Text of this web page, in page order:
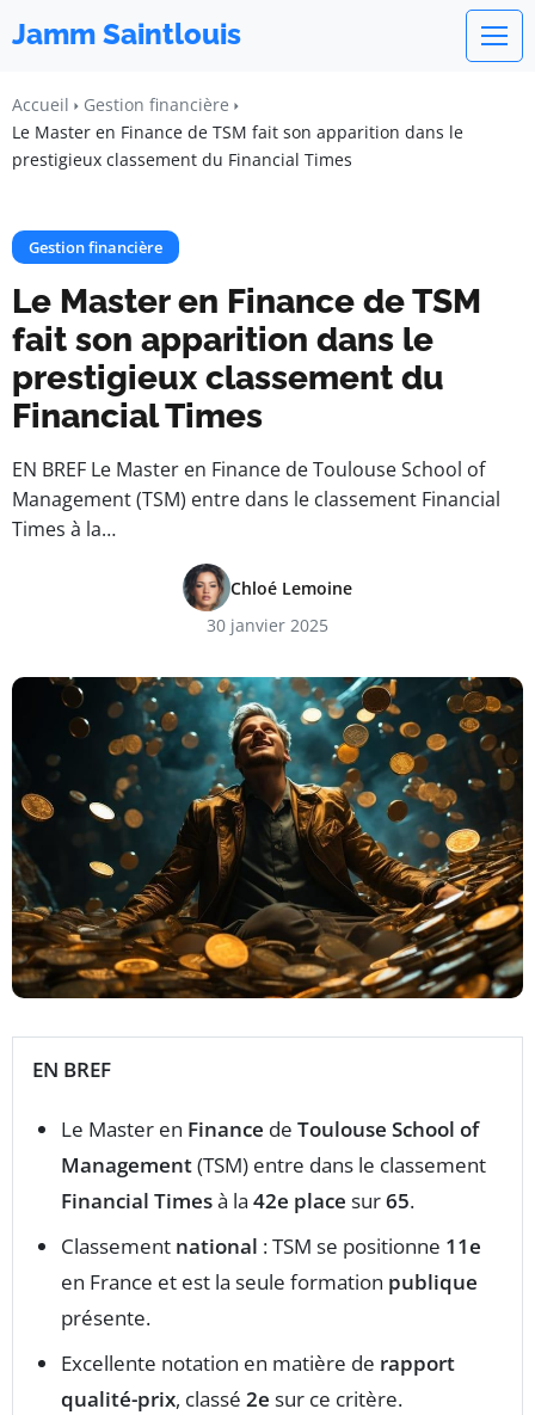
Jamm Saintlouis
Accueil
Gestion financière
Le Master en Finance de TSM fait son apparition dans le
prestigieux classement du Financial Times
Gestion financière
Le Master en Finance de TSM
fait son apparition dans le
prestigieux classement du
Financial Times
EN BREF Le Master en Finance de Toulouse School of
Management (TSM) entre dans le classement Financial
Times à la…
Chloé Lemoine
30 janvier 2025
EN BREF
Le Master en Finance de Toulouse School of
Management(TSM) entre dans le classement
Financial Timesà la 42e place sur65.
Classement national : TSM se positionne 11e
en France et est la seule formation publique
présente.
Excellente notation en matière de rapport
qualité-prix, classé 2e sur ce critère.